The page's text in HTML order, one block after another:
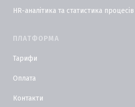
HR-аналітика та статистика процесів
ПЛАТФОРМА
Тарифи
Оплата
Контакти